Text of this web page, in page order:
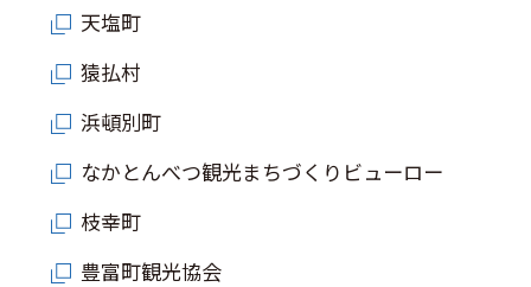
天塩町
猿払村
浜頓別町
なかとんべつ観光まちづくりビューロー
枝幸町
豊富町観光協会